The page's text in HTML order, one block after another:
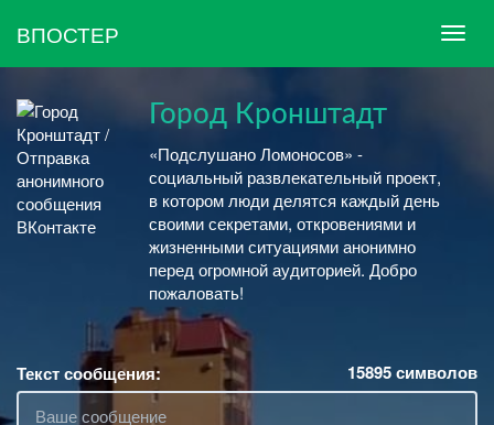
ВПОСТЕР
Город Кронштадт
«Подслушано Ломоносов» -
социальный развлекательный проект,
в котором люди делятся каждый день
своими секретами, откровениями и
жизненными ситуациями анонимно
перед огромной аудиторией. Добро
пожаловать!
Текст сообщения: 15895символов